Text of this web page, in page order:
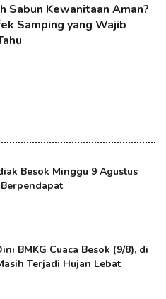
Sabun Kewanitaan Aman?
Samping yang Wajib
Besok Minggu 9 Agustus
BMKG Cuaca Besok (9/8), di
Terjadi Hujan Lebat